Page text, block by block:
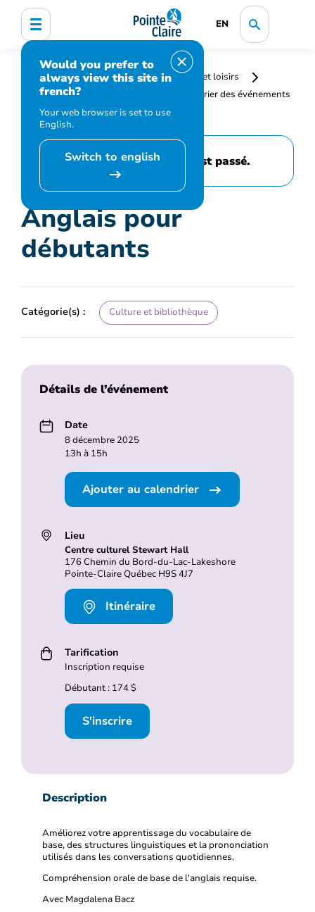
EN
Would you prefer to
always view this site in
french?
Your web browser is set to use
English.
Switch to english
Accueil
Bibliothèque, culture, sports et loisirs
Programmation et inscription
Calendrier des événements
et activités
Anglais pour débutants
Cet événement est passé.
Anglais pour
débutants
Catégorie(s) : Culture et bibliothèque
Détails de l’événement
Date
8 décembre 2025
13h à 15h
Ajouter au calendrier
Lieu
Centre culturel Stewart Hall
176 Chemin du Bord-du-Lac-Lakeshore
Pointe-Claire Québec H9S 4J7
Itinéraire
Tarification
Inscription requise
Débutant : 174 $
S'inscrire
Description
Améliorez votre apprentissage du vocabulaire de
base, des structures linguistiques et la prononciation
utilisés dans les conversations quotidiennes.
Compréhension orale de base de l'anglais requise.
Avec Magdalena Bacz